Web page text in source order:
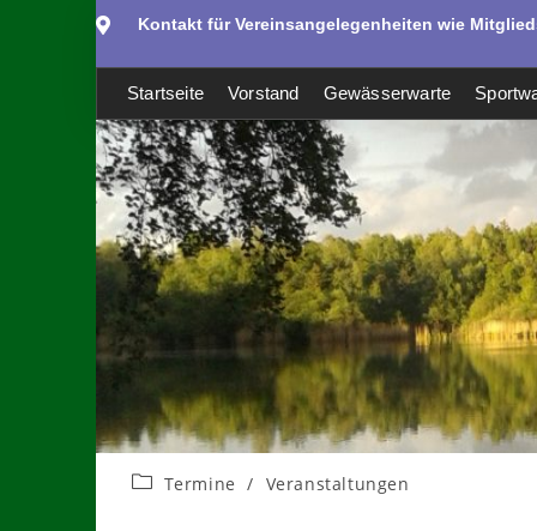
Kontakt für Vereinsangelegenheiten wie
Startseite Vorstand Gewässerwarte
Termine / Veranstaltungen